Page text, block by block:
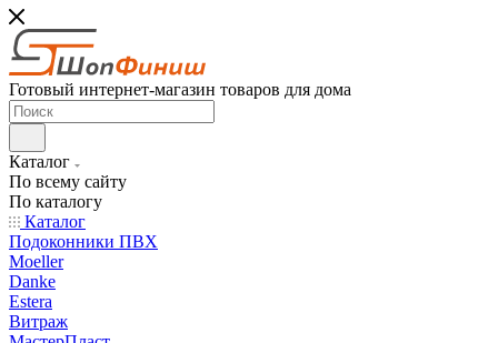
Готовый интернет-магазин товаров для дома
Каталог
По всему сайту
По каталогу
Каталог
Подоконники ПВХ
Moeller
Danke
Estera
Витраж